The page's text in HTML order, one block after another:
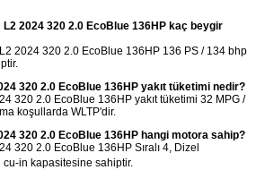
2024 320 2.0 EcoBlue 136HP kaç beygir
2024 320 2.0 EcoBlue 136HP 136 PS / 134 bhp
320 2.0 EcoBlue 136HP yakıt tüketimi nedir?
320 2.0 EcoBlue 136HP yakıt tüketimi 32 MPG /
koşullarda WLTP'dir.
320 2.0 EcoBlue 136HP hangi motora sahip?
320 2.0 EcoBlue 136HP Sıralı 4, Dizel
cu-in kapasitesine sahiptir.